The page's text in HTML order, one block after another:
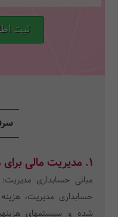
ثبت
1. مدیریت مالی برای مدیران غیرمالی
مبانی حسابداری
حسابداری مدیریت،
شده و سیستمهای